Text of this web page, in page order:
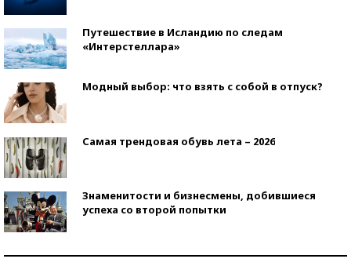
Путешествие в Исландию по следам
«Интерстеллара»
Модный выбор: что взять с собой в отпуск?
Самая трендовая обувь лета – 2026
Знаменитости и бизнесмены, добившиеся
успеха со второй попытки